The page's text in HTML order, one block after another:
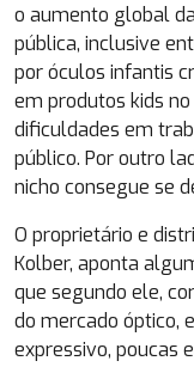
o aumento global
pública, inclusive
por óculos infantis
em produtos kids
dificuldades em
público. Por outro
nicho consegue se
O proprietário e
Kolber, aponta
que segundo ele,
do mercado óptico,
expressivo, poucas